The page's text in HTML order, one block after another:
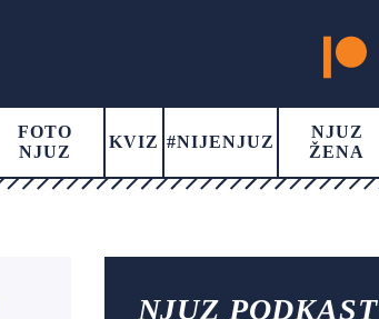
FOTO
NJUZ
KVIZ #NIJENJUZ
NJUZ
ŽENA
NJUZ PODKAST